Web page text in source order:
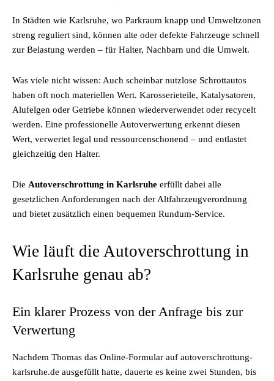
In Städten wie Karlsruhe, wo Parkraum knapp und Umweltzonen
streng reguliert sind, können alte oder defekte Fahrzeuge schnell
zur Belastung werden – für Halter, Nachbarn und die Umwelt.
Was viele nicht wissen: Auch scheinbar nutzlose Schrottautos
haben oft noch materiellen Wert. Karosserieteile, Katalysatoren,
Alufelgen oder Getriebe können wiederverwendet oder recycelt
werden. Eine professionelle Autoverwertung erkennt diesen
Wert, verwertet legal und ressourcenschonend – und entlastet
gleichzeitig den Halter.
Die Autoverschrottung in Karlsruhe erfüllt dabei alle
gesetzlichen Anforderungen nach der Altfahrzeugverordnung
und bietet zusätzlich einen bequemen Rundum-Service.
Wie läuft die Autoverschrottung in
Karlsruhe genau ab?
Ein klarer Prozess von der Anfrage bis zur
Verwertung
Nachdem Thomas das Online-Formular auf autoverschrottung-
karlsruhe.de ausgefüllt hatte, dauerte es keine zwei Stunden, bis